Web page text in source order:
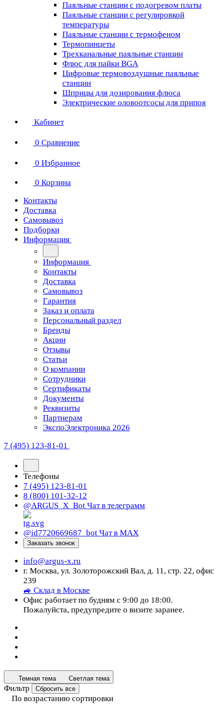
Паяльные станции с подогревом платы
Паяльные станции с регулировкой
температуры
Паяльные станции с термофеном
Термопинцеты
Трехканальные паяльные станции
Флюс для пайки BGA
Цифровые термовоздушные паяльные
станции
Шприцы для дозирования флюса
Электрические оловоотсосы для припоя
Кабинет
0 Сравнение
0 Избранное
0 Корзина
Контакты
Доставка
Самовывоз
Подборки
Информация
Информация
Контакты
Доставка
Самовывоз
Гарантия
Заказ и оплата
Персональный раздел
Бренды
Акции
Отзывы
Статьи
О компании
Сотрудники
Сертификаты
Документы
Реквизиты
Партнерам
ЭкспоЭлектроника 2026
7 (495) 123-81-01
Телефоны
7 (495) 123-81-01
8 (800) 101-32-12
@ARGUS_X_Bot Чат в телеграмм
@id7720669687_bot Чат в МАХ
Заказать звонок
info@argus-x.ru
г. Москва, ул. Золоторожский Вал, д. 11, стр. 22, офис
239
🚙 Склад в Москве
Офис работает по будням с 9:00 до 18:00.
Пожалуйста, предупредите о визите заранее.
Темная тема Светлая тема
Фильтр Сбросить все
По возрастанию сортировки